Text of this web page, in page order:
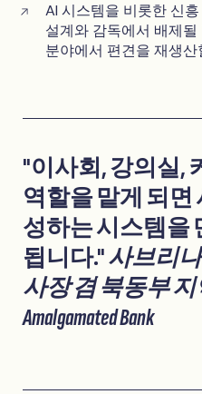
AI 시스템을 비롯한 신
설계와 감독에서 배제될
분야에서 편견을 재생
"이사회, 강의실,
역할을 맡게 되면
성하는 시스템을
됩니다."사브리
사장 겸 북동부
Amalgamated Bank